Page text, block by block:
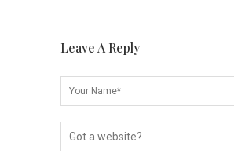
Leave A Reply